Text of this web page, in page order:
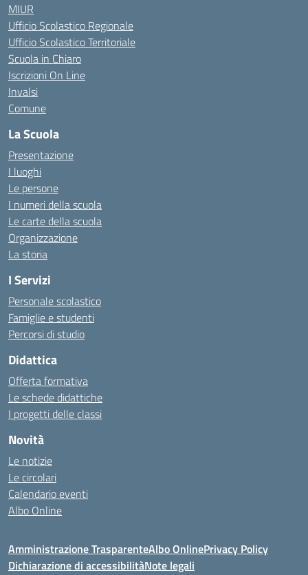
MIUR
Ufficio Scolastico Regionale
Ufficio Scolastico Territoriale
Scuola in Chiaro
Iscrizioni On Line
Invalsi
Comune
La Scuola
Presentazione
I luoghi
Le persone
I numeri della scuola
Le carte della scuola
Organizzazione
La storia
I Servizi
Personale scolastico
Famiglie e studenti
Percorsi di studio
Didattica
Offerta formativa
Le schede didattiche
I progetti delle classi
Novità
Le notizie
Le circolari
Calendario eventi
Albo Online
Amministrazione TrasparenteAlbo OnlinePrivacy Policy
Dichiarazione di accessibilitàNote legali